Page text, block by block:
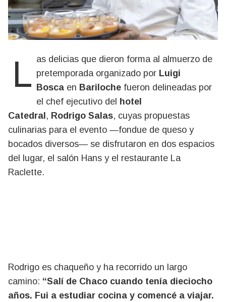
Las delicias que dieron forma al almuerzo de pretemporada organizado por Luigi
Bosca en Bariloche fueron delineadas por
el chef ejecutivo del hotel
Catedral , Rodrigo Salas, cuyas propuestas
culinarias para el evento —fondue de queso y
bocados diversos— se disfrutaron en dos espacios
del lugar, el salón Hans y el restaurante La
Raclette.
Rodrigo es chaqueño y ha recorrido un largo
camino: “Salí de Chaco cuando tenía dieciocho
años. Fui a estudiar cocina y comencé a viajar.